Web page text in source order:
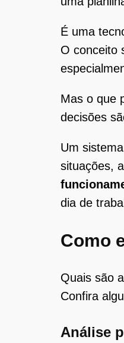
É uma
O conceito
Mas o que
decisões
Um
situações,
dia de
Como
Quais são
Confira
Análise